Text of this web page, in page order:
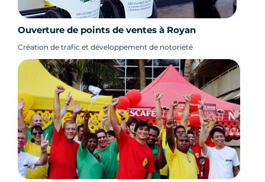
Ouverture de points de ventes à Royan
Création de trafic et développement de notoriété